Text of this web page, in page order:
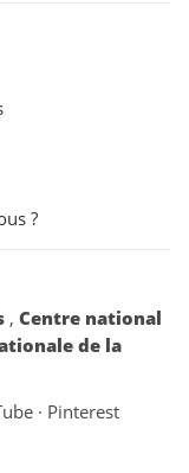
?
, Centre national
de la
· Pinterest